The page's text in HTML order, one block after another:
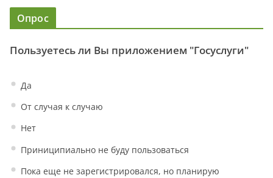
Опрос
Пользуетесь ли Вы приложением "Госуслуги"
Да
От случая к случаю
Нет
Приниципиально не буду пользоваться
Пока еще не зарегистрировался, но планирую